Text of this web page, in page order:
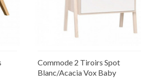
Commode 2 Tiroirs Spot
Blanc/acacia Vox Baby